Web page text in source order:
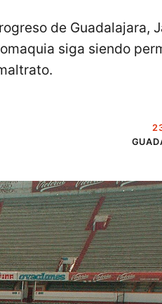
de Guadalajara,
siga siendo